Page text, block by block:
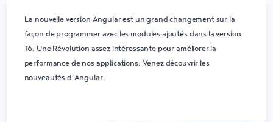
La nouvelle version Angular est un grand changement sur la
façon de programmer avec les modules ajoutés dans la version
16. Une Révolution assez intéressante pour améliorer la
performance de nos applications. Venez découvrir les
nouveautés d’Angular.